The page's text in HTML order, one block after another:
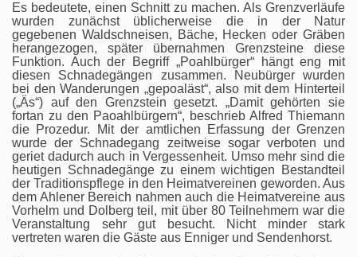
Es bedeutete, einen Schnitt zu machen. Als Grenzverläufe
wurden zunächst üblicherweise die in der Natur
gegebenen Waldschneisen, Bäche, Hecken oder Gräben
herangezogen, später übernahmen Grenzsteine diese
Funktion. Auch der Begriff „Poahlbürger“ hängt eng mit
diesen Schnadegängen zusammen. Neubürger wurden
bei den Wanderungen „gepoaläst“, also mit dem Hinterteil
(„Äs“) auf den Grenzstein gesetzt. „Damit gehörten sie
fortan zu den Paoahlbürgern“, beschrieb Alfred Thiemann
die Prozedur. Mit der amtlichen Erfassung der Grenzen
wurde der Schnadegang zeitweise sogar verboten und
geriet dadurch auch in Vergessenheit. Umso mehr sind die
heutigen Schnadegänge zu einem wichtigen Bestandteil
der Traditionspflege in den Heimatvereinen geworden. Aus
dem Ahlener Bereich nahmen auch die Heimatvereine aus
Vorhelm und Dolberg teil, mit über 80 Teilnehmern war die
Veranstaltung sehr gut besucht. Nicht minder stark
vertreten waren die Gäste aus Enniger und Sendenhorst.